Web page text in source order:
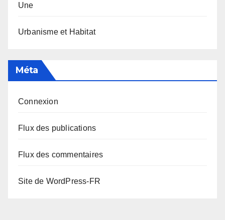
Une
Urbanisme et Habitat
Méta
Connexion
Flux des publications
Flux des commentaires
Site de WordPress-FR